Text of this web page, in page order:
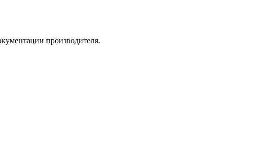
производителя.